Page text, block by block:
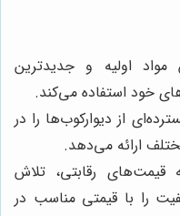
مواد اولیه و جدیدترین
خود استفاده می‌کند.
از دیوارکوب‌ها را در
ارائه می‌دهد.
قیمت‌های رقابتی، تلاش
را با قیمتی مناسب در